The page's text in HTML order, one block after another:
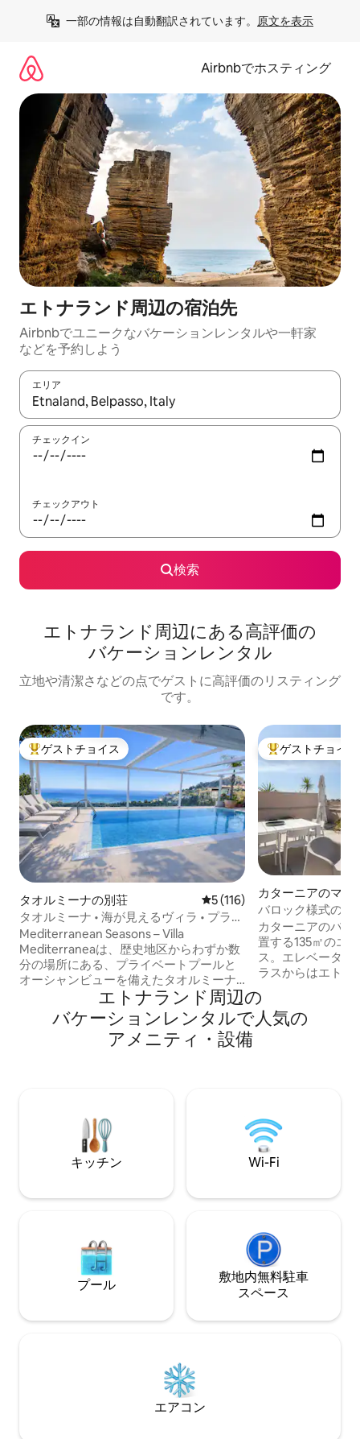
一部の情報は自動翻訳されています。 原文を表示
Airbnbでホスティング
エトナランド⁠周⁠辺⁠の宿⁠泊⁠先
Airbnbでユニークなバ⁠ケ⁠ー⁠シ⁠ョ⁠ンレ⁠ン⁠タ⁠ルや一⁠軒⁠家
な⁠ど⁠を予⁠約⁠し⁠よ⁠う
エリア
検索結果が表示されたら、上下の矢印キーを使って移動するか
チェックイン
チェックアウト
検索
エトナランド⁠周⁠辺⁠に⁠あ⁠る高⁠評⁠価⁠の
バ⁠ケ⁠ー⁠シ⁠ョ⁠ン⁠レ⁠ン⁠タ⁠ル
立地や清潔さなどの点でゲストに高評価のリスティング
です。
大好評のゲストチョイスです。
ゲストチョイス
タオルミーナの別荘 レビュー116件、5つ星中5つ
5 (116)
タオルミーナ • 海が見えるヴィラ • プライ
ベートプール
Mediterranean Seasons – Villa
Mediterraneaは、歴史地区からわずか数
分の場所にある、プライベートプールと
オーシャンビューを備えたタオルミーナ
の豪華なヴィラです。柑橘類の庭園、屋
外ダイニングエリア、リラックスできる
プールサイドのラウンジなど、専用の屋
外スペースを提供しています。インテリ
な滞在を求めるご家族連れ、カップル、
団体に最適です。
大好評のゲスト
ゲストチョイス
カターニアのマン
アパート
バロック様式のペ
カターニアのバロ
置する135㎡のエ
ス。エレベーター
ラスからはエトネ
メントは、設備の
洗い機、オーブン
で全面改装されて
エトナランド⁠周⁠辺⁠の
バ⁠ケ⁠ー⁠シ⁠ョ⁠ン⁠レ⁠ン⁠タ⁠ル⁠で人⁠気⁠の
ア⁠メ⁠ニ⁠テ⁠ィ⁠・⁠設⁠備
キッチン Wi-Fi
プール
敷地内無料駐⁠車
ス⁠ペ⁠ー⁠ス
エアコン